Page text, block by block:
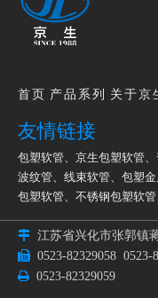
首页 产品系列 关于京
友情链接
包塑软管、 京生包塑软管、
波纹管、 线束软管、 包塑
包塑软管、 不锈钢包塑软管
 江苏省兴化市张郭镇
 0523-82329058 0523-
 0523-82329059